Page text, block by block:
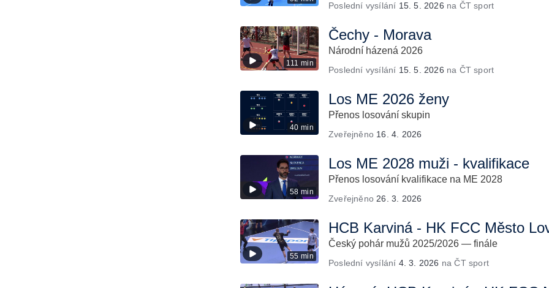
Poslední vysílání 15. 5. 2026 na ČT sport
111 min
Čechy - Morava
Národní házená 2026
Poslední vysílání 15. 5. 2026 na ČT sport
40 min
Los ME 2026 ženy
Přenos losování skupin
Zveřejněno 16. 4. 2026
58 min
Los ME 2028 muži - kvalifikace
Přenos losování kvalifikace na ME 2028
Zveřejněno 26. 3. 2026
55 min
HCB Karviná - HK FCC Město
Český pohár mužů 2025/2026 — finále
Poslední vysílání 4. 3. 2026 na ČT sport